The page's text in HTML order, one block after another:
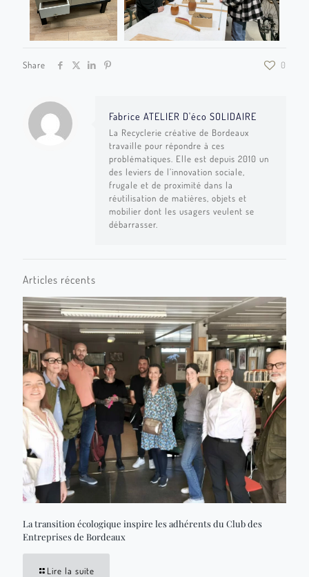
Share 0
Fabrice ATELIER D'éco SOLIDAIRE
La Recyclerie créative de Bordeaux
travaille pour répondre à ces
problématiques. Elle est depuis 2010 un
des leviers de l’innovation sociale,
frugale et de proximité dans la
réutilisation de matières, objets et
mobilier dont les usagers veulent se
débarrasser.
Articles récents
La transition écologique inspire les adhérents du Club des
Entreprises de Bordeaux
Lire la suite